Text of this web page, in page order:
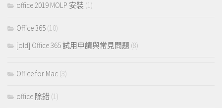
office 2019 MOLP 安裝 (1)
Office 365 (10)
[old] Office 365 試用申請與常見問題 (8)
Office for Mac (3)
office 除錯 (1)